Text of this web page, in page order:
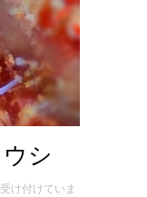
シ
け付けていま